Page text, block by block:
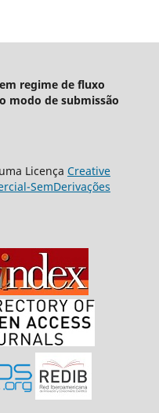
regime de fluxo
modo de submissão
Licença Creative
SemDerivações